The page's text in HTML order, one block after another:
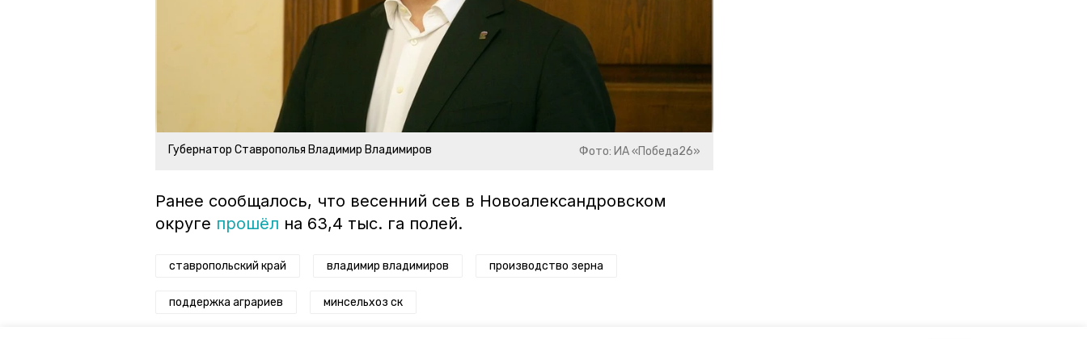
Губернатор Ставрополья Владимир Владимиров Фото: ИА «Победа26»
Ранее сообщалось, что весенний сев в Новоалександровском
округе прошёл на 63,4 тыс. га полей.
ставропольский край владимир владимиров производство зерна
поддержка аграриев минсельхоз ск